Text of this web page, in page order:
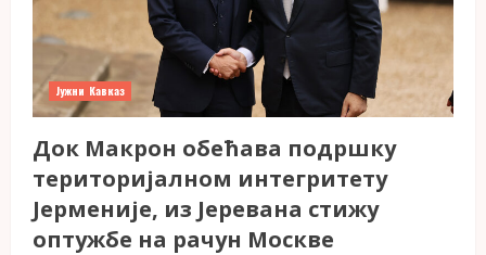
Јужни Кавказ
Док Макрон обећава подршку
територијалном интегритету
Јерменије, из Јеревана стижу
оптужбе на рачун Москве